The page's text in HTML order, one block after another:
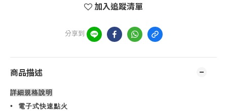
加入追蹤清單
分享到
商品描述
詳細規格說明
• 電子式快速點火